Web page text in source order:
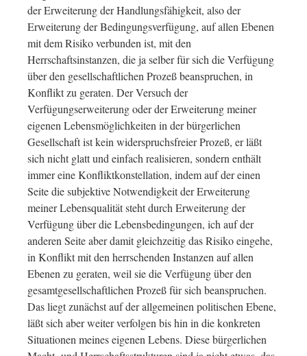
der Erweiterung der Handlungsfähigkeit, also der
Erweiterung der Bedingungsverfügung, auf allen Ebenen
mit dem Risiko verbunden ist, mit den
Herrschaftsinstanzen, die ja selber für sich die Verfügung
über den gesellschaftlichen Prozeß beanspruchen, in
Konflikt zu geraten. Der Versuch der
Verfügungserweiterung oder der Erweiterung meiner
eigenen Lebensmöglichkeiten in der bürgerlichen
Gesellschaft ist kein widerspruchsfreier Prozeß, er läßt
sich nicht glatt und einfach realisieren, sondern enthält
immer eine Konfliktkonstellation, indem auf der einen
Seite die subjektive Notwendigkeit der Erweiterung
meiner Lebensqualität steht durch Erweiterung der
Verfügung über die Lebensbedingungen, ich auf der
anderen Seite aber damit gleichzeitig das Risiko eingehe,
in Konflikt mit den herrschenden Instanzen auf allen
Ebenen zu geraten, weil sie die Verfügung über den
gesamtgesellschaftlichen Prozeß für sich beanspruchen.
Das liegt zunächst auf der allgemeinen politischen Ebene,
läßt sich aber weiter verfolgen bis hin in die konkreten
Situationen meines eigenen Lebens. Diese bürgerlichen